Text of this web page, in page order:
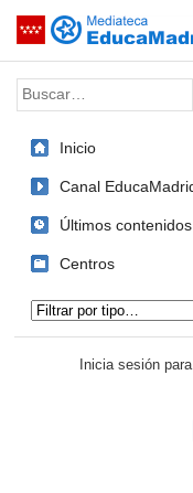
Saltar navegación
Palabra o frase:
Inicio
Canal
Últimos contenidos
Centros
Inicia sesión